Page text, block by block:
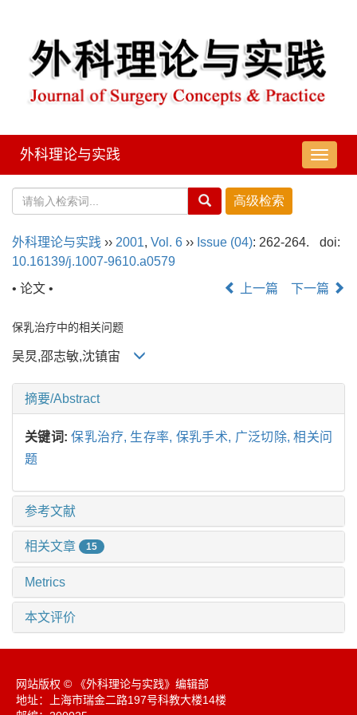
导
航
外科理论与实践
外科理论与实践 ›› 2001, Vol. 6 ›› Issue (04): 262-264.
doi:
10.16139/j.1007-9610.a0579
• 论文 •
上一篇 下一篇
保乳治疗中的相关问题
吴炅,邵志敏,沈镇宙
摘要/Abstract
关键词:保乳治疗, 生存率, 保乳手术, 广泛切除,相关问
题
参考文献
相关文章 15
Metrics
本文评价
网站版权 © 《外科理论与实践》编辑部
地址：上海市瑞金二路197号科教大楼14楼